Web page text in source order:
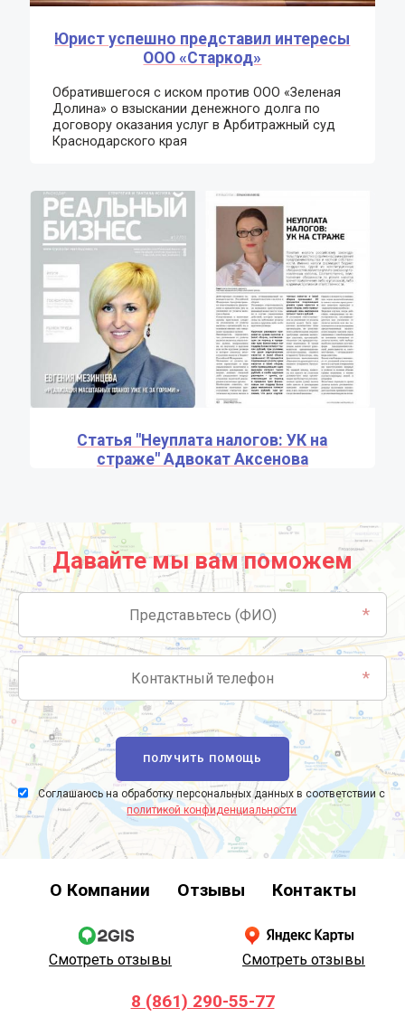
Юрист успешно представил интересы
ООО «Старкод»
Обратившегося с иском против ООО «Зеленая
Долина» о взыскании денежного долга по
договору оказания услуг в Арбитражный суд
Краснодарского края
Статья "Неуплата налогов: УК на
страже" Адвокат Аксенова
Давайте мы вам поможем
*
*
ПОЛУЧИТЬ ПОМОЩЬ
Соглашаюсь на обработку персональных данных в соответствии с
политикой конфиденциальности
О Компании Отзывы Контакты
Смотреть отзывы Смотреть отзывы
8 (861) 290-55-77